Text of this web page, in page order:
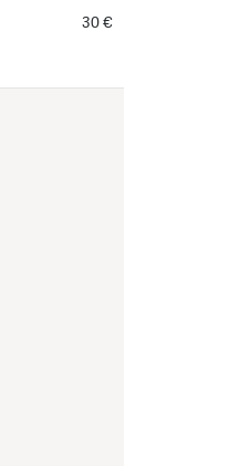
30 €